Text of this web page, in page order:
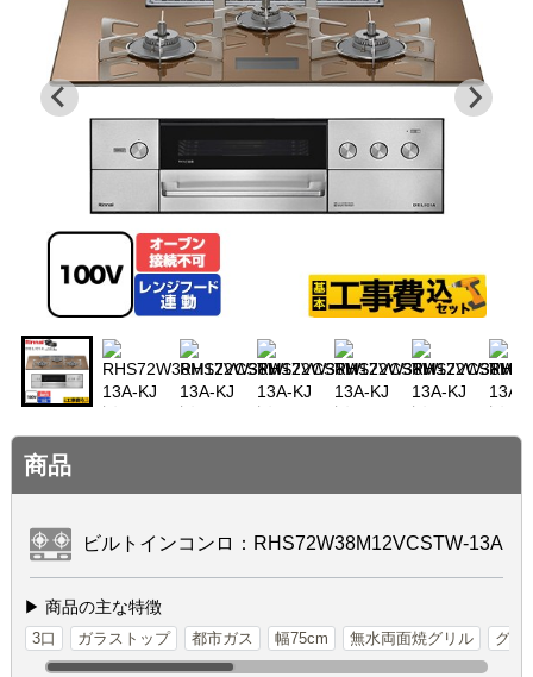
商品
ビルトインコンロ：RHS72W38M12VCSTW-13A
▶ 商品の主な特徴
3口 ガラストップ 都市ガス 幅75cm 無水両面焼グリル グリ